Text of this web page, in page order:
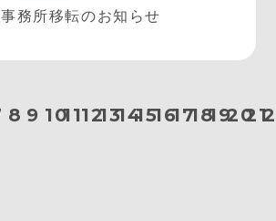
務所移転のお知らせ
8 9 101112131415161718192021